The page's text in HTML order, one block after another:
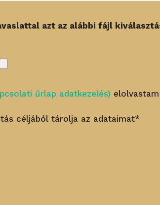
azt az alábbi fájl
űrlap adatkezelés)
céljából tárolja az adataimat*